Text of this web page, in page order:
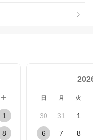
土
1
8
日 月 火
30 31 1
6 7 8